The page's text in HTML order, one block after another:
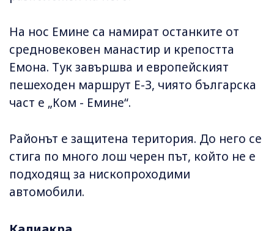
На нос Емине са намират останките от
средновековен манастир и крепостта
Емона. Тук завършва и европейският
пешеходен маршрут Е-З, чиято българска
част е „Ком - Емине“.
Районът е защитена територия. До него се
стига по много лош черен път, който не е
подходящ за нископроходими
автомобили.